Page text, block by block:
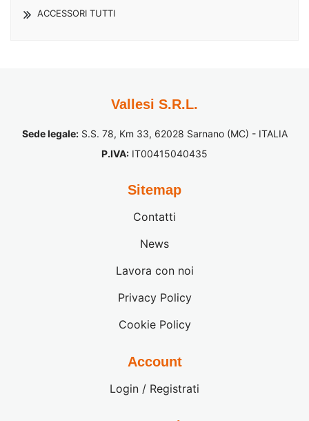
ACCESSORI TUTTI
Vallesi S.R.L.
Sede legale:S.S. 78, Km 33, 62028 Sarnano (MC) - ITALIA
P.IVA: IT00415040435
Sitemap
Contatti
News
Lavora con noi
Privacy Policy
Cookie Policy
Account
Login / Registrati